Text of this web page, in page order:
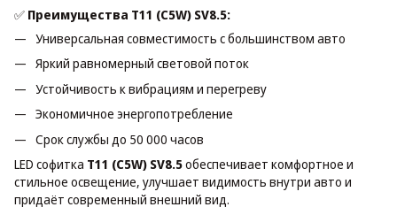
✅ Преимущества T11 (C5W) SV8.5:
Универсальная совместимость с большинством авто
Яркий равномерный световой поток
Устойчивость к вибрациям и перегреву
Экономичное энергопотребление
Срок службы до 50 000 часов
LED софитка T11 (C5W) SV8.5обеспечивает комфортное и
стильное освещение, улучшает видимость внутри авто и
придаёт современный внешний вид.